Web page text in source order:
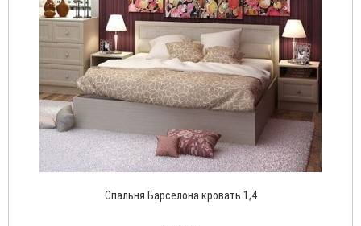
Спальня Барселона кровать 1,4